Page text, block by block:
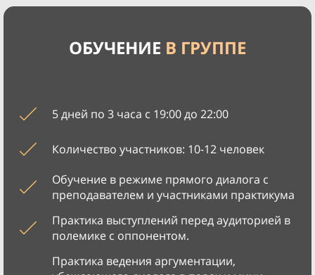
ОБУЧЕНИЕ В ГРУППЕ
5 дней по 3 часа с 19:00 до 22:00
Количество участников: 10-12 человек
Обучение в режиме прямого диалога с
преподавателем и участниками практикума
Практика выступлений перед аудиторией в
полемике с оппонентом.
Практика ведения аргументации,